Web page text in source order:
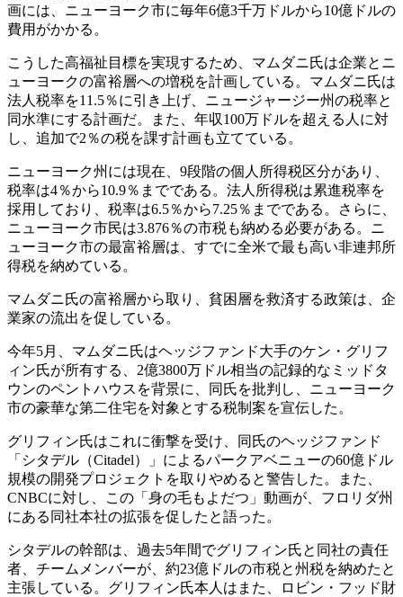
画には、ニューヨーク市に毎年6億3千万ドルから10億ドルの
費用がかかる。
こうした高福祉目標を実現するため、マムダニ氏は企業とニ
ューヨークの富裕層への増税を計画している。マムダニ氏は
法人税率を11.5％に引き上げ、ニュージャージー州の税率と
同水準にする計画だ。また、年収100万ドルを超える人に対
し、追加で2％の税を課す計画も立てている。
ニューヨーク州には現在、9段階の個人所得税区分があり、
税率は4％から10.9％までである。法人所得税は累進税率を
採用しており、税率は6.5％から7.25％までである。さらに、
ニューヨーク市民は3.876％の市税も納める必要がある。ニ
ューヨーク市の最富裕層は、すでに全米で最も高い非連邦所
得税を納めている。
マムダニ氏の富裕層から取り、貧困層を救済する政策は、企
業家の流出を促している。
今年5月、マムダニ氏はヘッジファンド大手のケン・グリフ
ィン氏が所有する、2億3800万ドル相当の記録的なミッドタ
ウンのペントハウスを背景に、同氏を批判し、ニューヨーク
市の豪華な第二住宅を対象とする税制案を宣伝した。
グリフィン氏はこれに衝撃を受け、同氏のヘッジファンド
「シタデル（Citadel）」によるパークアベニューの60億ドル
規模の開発プロジェクトを取りやめると警告した。また、
CNBCに対し、この「身の毛もよだつ」動画が、フロリダ州
にある同社本社の拡張を促したと語った。
シタデルの幹部は、過去5年間でグリフィン氏と同社の責任
者、チームメンバーが、約23億ドルの市税と州税を納めたと
主張している。グリフィン氏本人はまた、ロビン・フッド財